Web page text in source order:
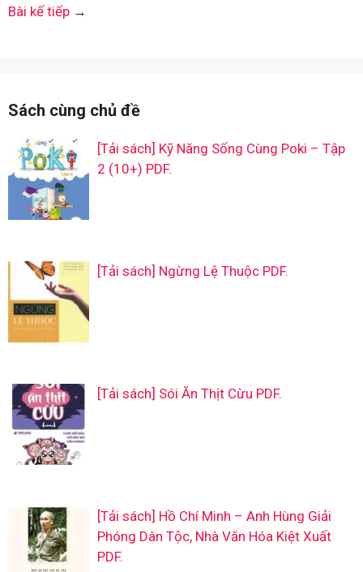
Bài kế tiếp →
Sách cùng chủ đề
[Tải sách] Kỹ Năng Sống Cùng Poki – Tập
2 (10+) PDF.
[Tải sách] Ngừng Lệ Thuộc PDF.
[Tải sách] Sói Ăn Thịt Cừu PDF.
[Tải sách] Hồ Chí Minh – Anh Hùng Giải
Phóng Dân Tộc, Nhà Văn Hóa Kiệt Xuất
PDF.